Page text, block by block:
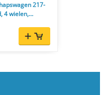
217-
4 wielen,